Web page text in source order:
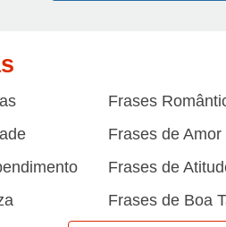
Frases
Frases de Amor
Frases de
Frases de Boa